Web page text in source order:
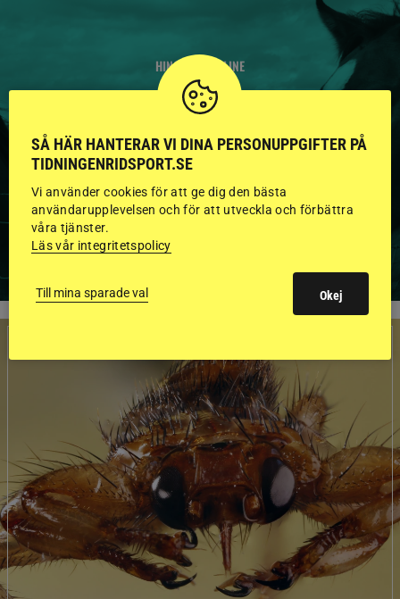
HINGSTAR ONLINE
GODKÄNDA HINGSTAR I
FLERA KATEGORIER MED
BILDER OCH FAKTA
VISA ALLA HINGSTAR
SÅ HÄR HANTERAR VI DINA PERSONUPPGIFTER PÅ
TIDNINGENRIDSPORT.SE
Vi använder cookies för att ge dig den bästa
användarupplevelsen och för att utveckla och förbättra
våra tjänster.
Läs vår integritetspolicy
Till mina sparade val Okej